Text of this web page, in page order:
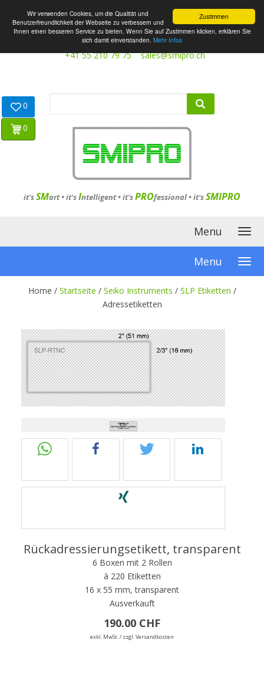
Zustimmen
Wir verwenden Cookies, um die Qualität und
Benutzerfreundlichkeit der Webseite zu verbessern und
Ihnen einen besseren Service zu bieten. Wenn Sie auf Zustimmen klicken, erklären Sie
sich damit einverstanden. Mehr Infos
+41 55 210 79 75 sales@smipro.ch
it'sSMart •it'sIntelligent•it'sPROfessional •it'sSMIPRO
0
0
Menu
Menu
Home / Startseite / Seiko Instruments / SLP Etiketten /
Adressetiketten
Rückadressierungsetikett, transparent
6 Boxen mit 2 Rollen
à 220 Etiketten
16 x 55 mm, transparent
Ausverkauft
190.00 CHF
exkl. MwSt. / zzgl. Versandkosten